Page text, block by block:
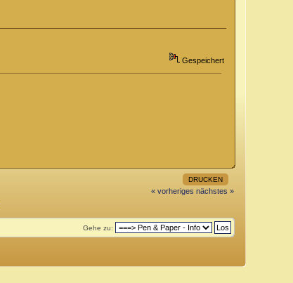
Gespeichert
DRUCKEN
« vorheriges nächstes »
Gehe zu: